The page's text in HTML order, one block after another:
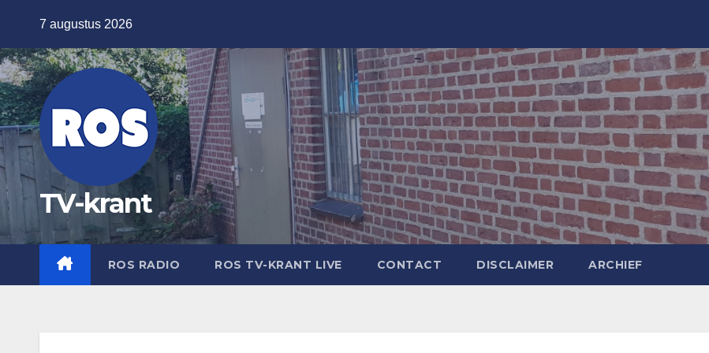
de
inhoud
7 augustus 2026
TV-krant
ROS RADIO ROS TV-KRANT LIVE CONTACT DISCLAIMER ARCHIEF